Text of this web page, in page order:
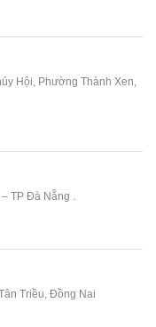
Hội, Phường Thành Xen,
TP Đà Nẵng .
Triều, Đồng Nai